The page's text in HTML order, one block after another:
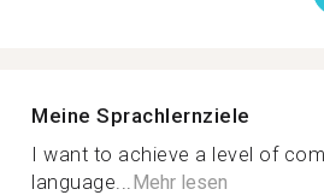
Meine Sprachlernziele
I want to achieve a level of
language...Mehr lesen